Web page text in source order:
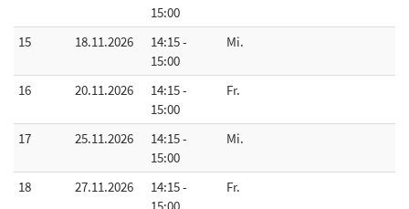
15:00
15 18.11.2026
14:15 -
15:00
Mi.
16 20.11.2026
14:15 -
15:00
Fr.
17 25.11.2026
14:15 -
15:00
Mi.
18 27.11.2026
14:15 -
15:00
Fr.